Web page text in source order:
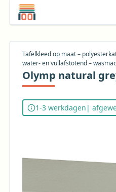
Tafelkleed op maat –
water- en vuilafstotend –
Olymp natural
1-3 werkdagen |